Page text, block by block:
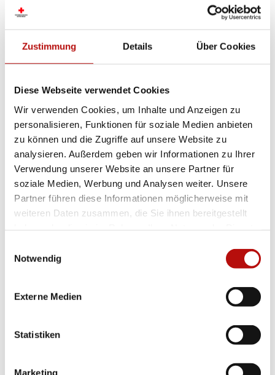
Zustimmung Details Über Cookies
Diese Webseite verwendet Cookies
Wir verwenden Cookies, um Inhalte und Anzeigen zu
personalisieren, Funktionen für soziale Medien anbieten
zu können und die Zugriffe auf unsere Website zu
analysieren. Außerdem geben wir Informationen zu Ihrer
Verwendung unserer Website an unsere Partner für
soziale Medien, Werbung und Analysen weiter. Unsere
Partner führen diese Informationen möglicherweise mit
weiteren Daten zusammen, die Sie ihnen bereitgestellt
oder über die „Auswahl erlauben“ den Einsatz von
Cookies zu Präferenzen und/oder Statistiken und/oder
Marketing klicken, willigen Sie zugleich gem. Art. 49.
Abs. 1 S. 1 lit a DS-GVO ein, dass ihre Daten in den USA
Europäischen Gerichtshof als Staat mit nach EU-
Notwendig
Externe Medien
Statistiken
Marketing
Du hast einen ausgeprägten Sinn für Struktur und
Du bist flexibel und hast Freude am Umgang mit
Kund:innen
Bereit für den Kassenschlager? Jetzt zugreifen – solange